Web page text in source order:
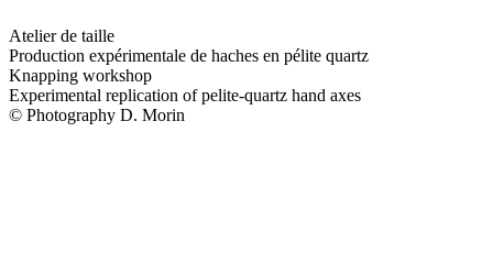
Atelier de taille
Production expérimentale de haches en pélite quartz
Knapping workshop
Experimental replication of pelite-quartz hand axes
© Photography D. Morin